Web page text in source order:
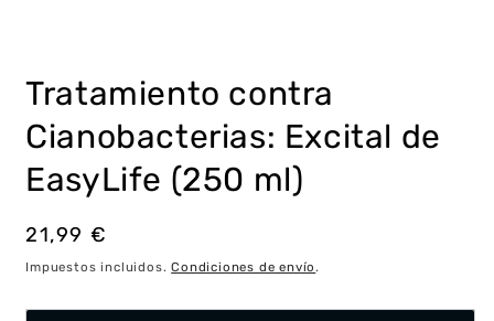
1
en
una
ventana
Tratamiento contra
Cianobacterias: Excital de
EasyLife (250 ml)
Precio
habitual
21,99 €
Impuestos incluidos.Condiciones de envío.